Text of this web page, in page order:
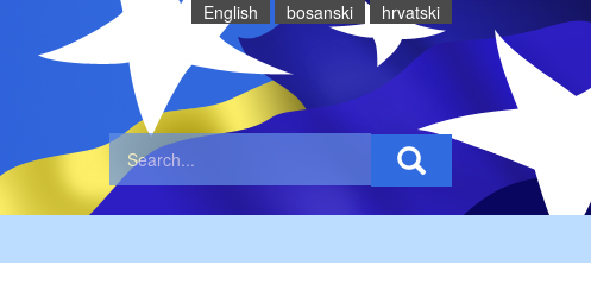
English bosanski hrvatski